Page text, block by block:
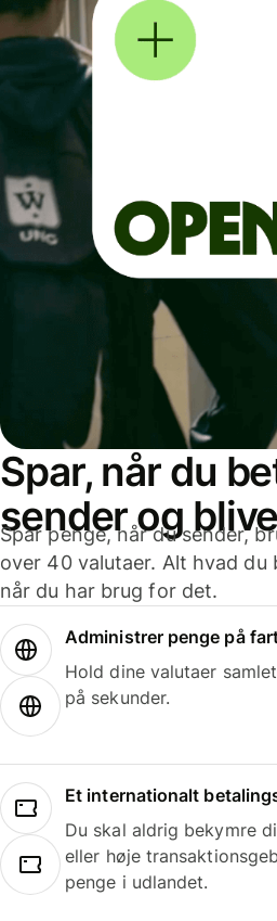
Spar, når du
sender og
Spar penge, når du sender,
over 40 valutaer. Alt hvad du
når du har brug for det.
Administrer penge på
Hold dine valutaer
på sekunder.
Et internationalt
Du skal aldrig bekymre
eller høje
penge i udlandet.